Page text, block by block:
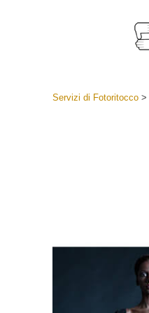
Servizi di Fotoritocco>